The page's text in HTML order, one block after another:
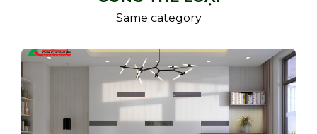
Same category